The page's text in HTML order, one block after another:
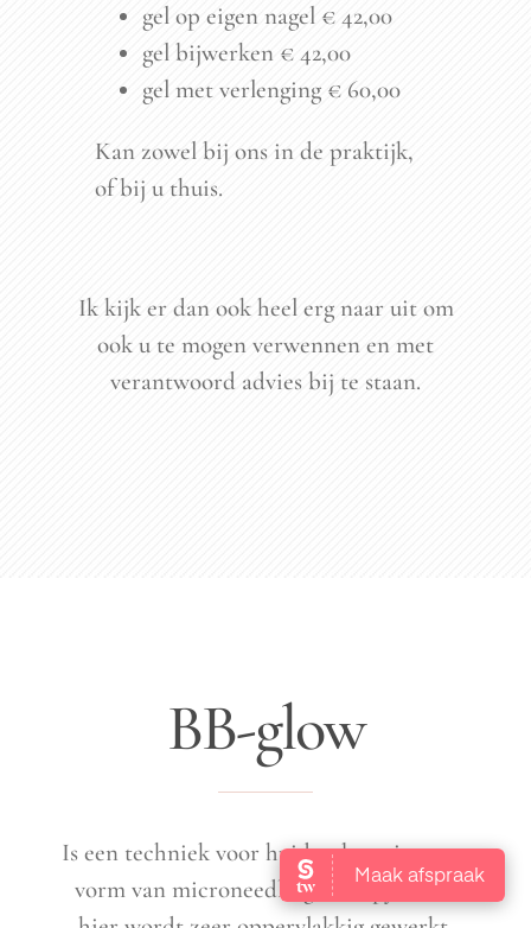
gel op eigen nagel € 42,00
gel bijwerken € 42,00
gel met verlenging € 60,00
Kan zowel bij ons in de praktijk,
of bij u thuis.
Ik kijk er dan ook heel erg naar uit om
ook u te mogen verwennen en met
verantwoord advies bij te staan.
BB-glow
Is een techniek voor huidverbetering, een
vorm van microneedling therapy, maar